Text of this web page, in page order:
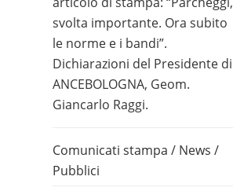
svolta importante. Ora subito
le norme e i bandi”.
Dichiarazioni del Presidente di
ANCEBOLOGNA, Geom.
Giancarlo Raggi.
Comunicati stampa / News /
Pubblici